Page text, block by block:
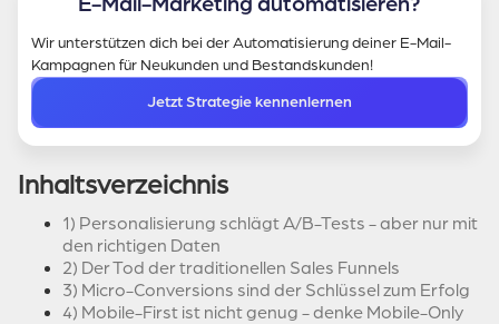
Wir unterstützen dich bei der Automatisierung deiner E-Mail-
Kampagnen für Neukunden und Bestandskunden!
Jetzt Strategie kennenlernen
Inhaltsverzeichnis
1) Personalisierung schlägt A/B-Tests - aber nur mit
den richtigen Daten
2) Der Tod der traditionellen Sales Funnels
3) Micro-Conversions sind der Schlüssel zum Erfolg
4) Mobile-First ist nicht genug - denke Mobile-Only